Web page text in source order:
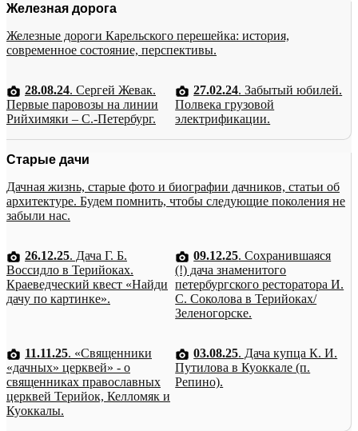
Железная дорога
Железные дороги Карельского перешейка: история,
современное состояние, перспективы.
28.08.24. Сергей Жевак.
Первые паровозы на линии
Рийхимяки – С.-Петербург.
27.02.24. Забытый юбилей.
Полвека грузовой
электрификации.
Старые дачи
Дачная жизнь, старые фото и биографии дачников, статьи об
архитектуре. Будем помнить, чтобы следующие поколения не
забыли нас.
26.12.25. Дача Г. Б.
Воссидло в Терийоках.
Краеведческий квест «Найди
дачу по картинке».
09.12.25. Сохранившаяся
(!) дача знаменитого
петербургского ресторатора И.
С. Соколова в Терийоках/
Зеленогорске.
11.11.25. «Священники
«дачных» церквей» - о
священниках православных
церквей Терийок, Келломяк и
Куоккалы.
03.08.25. Дача купца К. И.
Путилова в Куоккале (п.
Репино).